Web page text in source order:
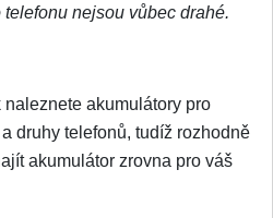
nejsou vůbec drahé.
akumulátory pro
druhy telefonů, tudíž rozhodně
akumulátor zrovna pro váš